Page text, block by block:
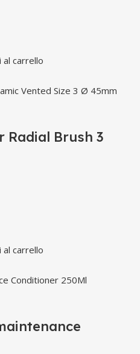
al carrello
Radial Brush 3
al carrello